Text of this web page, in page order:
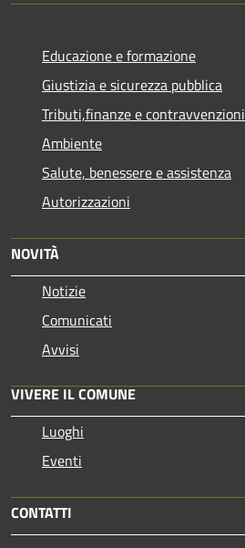
Educazione e formazione
Giustizia e sicurezza pubblica
Tributi,finanze e contravvenzioni
Ambiente
Salute, benessere e assistenza
Autorizzazioni
NOVITÀ
Notizie
Comunicati
Avvisi
VIVERE IL COMUNE
Luoghi
Eventi
CONTATTI